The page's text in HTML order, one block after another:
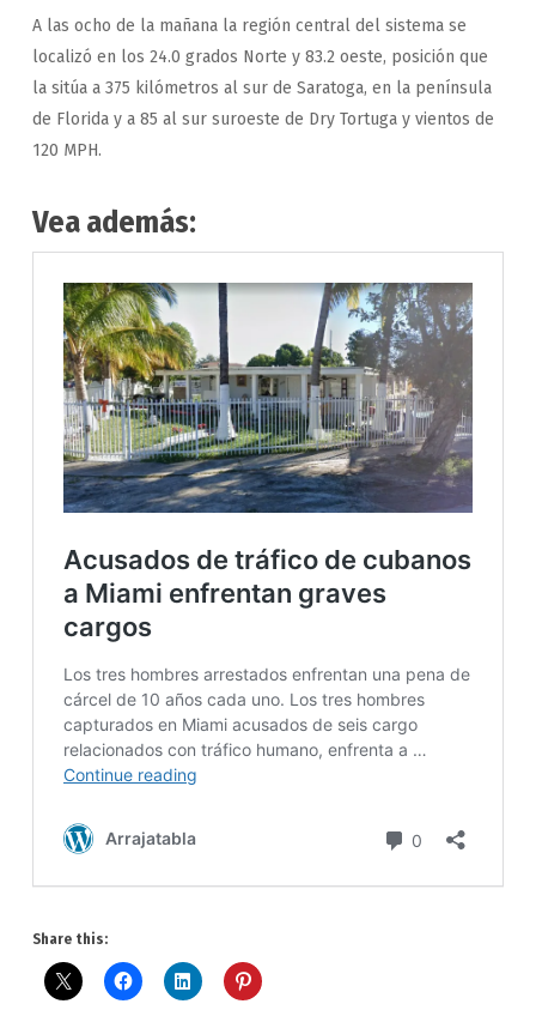
A las ocho de la mañana la región central del sistema se
localizó en los 24.0 grados Norte y 83.2 oeste, posición que
la sitúa a 375 kilómetros al sur de Saratoga, en la península
de Florida y a 85 al sur suroeste de Dry Tortuga y vientos de
120 MPH.
Vea además:
Share this: